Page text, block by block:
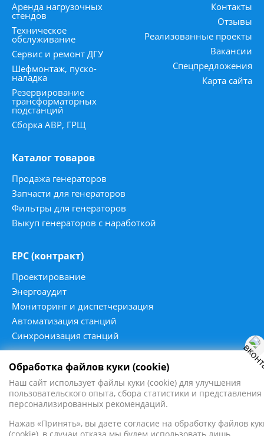
Аренда нагрузочных
стендов
Техническое
обслуживание
Сервис и ремонт ДГУ
Шефмонтаж, пуско-
наладка
Резервирование
трансформаторных
подстанций
Сборка АВР, ГРЩ
Контакты
Отзывы
Реализованные проекты
Вакансии
Спецпредложения
Карта сайта
Каталог товаров
Продажа генераторов
Запчасти для генераторов
Фильтры для генераторов
Выкуп генераторов с наработкой
ЕРС (контракт)
Проектирование
Энергоаудит
Мониторинг и диспетчеризация
Автоматизация станций
Синхронизация станций
2016 - 2026
ПромЭнергоСервис ©
Обработка файлов куки (cookie)
Наш сайт использует файлы куки (cookie) для улучшения
пользовательского опыта, сбора статистики и представления
персонализированных рекомендаций.
Нажав «Принять», вы даете согласие на обработку файлов